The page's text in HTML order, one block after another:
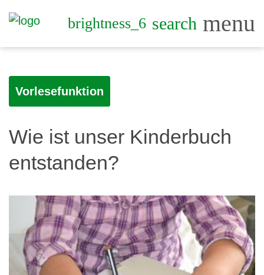
brightness_6 search menu
Vorlesefunktion
Wie ist unser Kinderbuch
entstanden?